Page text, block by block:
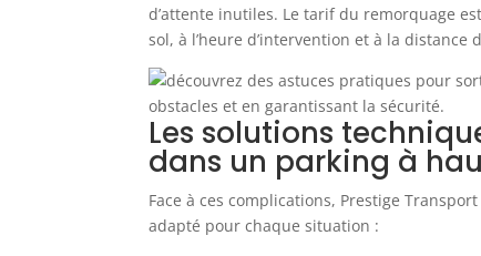
d’attente inutiles. Le tarif du remorquage
sol, à l’heure d’intervention et à la
Les solutions
dans un parking à
Face à ces complications, Prestige
adapté pour chaque situation :